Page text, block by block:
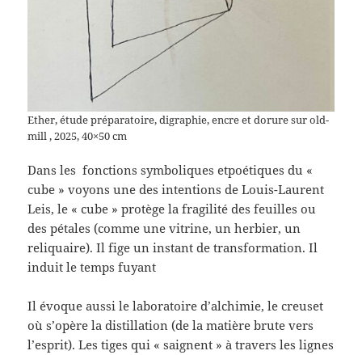
Ether, étude préparatoire, digraphie, encre et dorure sur old-
mill , 2025, 40×50 cm
Dans les fonctions symboliques etpoétiques du «
cube » voyons une des intentions de Louis-Laurent
Leis, le « cube » protège la fragilité des feuilles ou
des pétales (comme une vitrine, un herbier, un
reliquaire). Il fige un instant de transformation. Il
induit le temps fuyant
Il évoque aussi le laboratoire d’alchimie, le creuset
où s’opère la distillation (de la matière brute vers
l’esprit). Les tiges qui « saignent » à travers les lignes